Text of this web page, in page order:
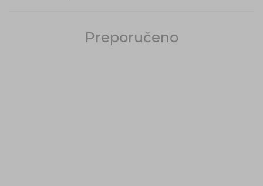
Preporučeno